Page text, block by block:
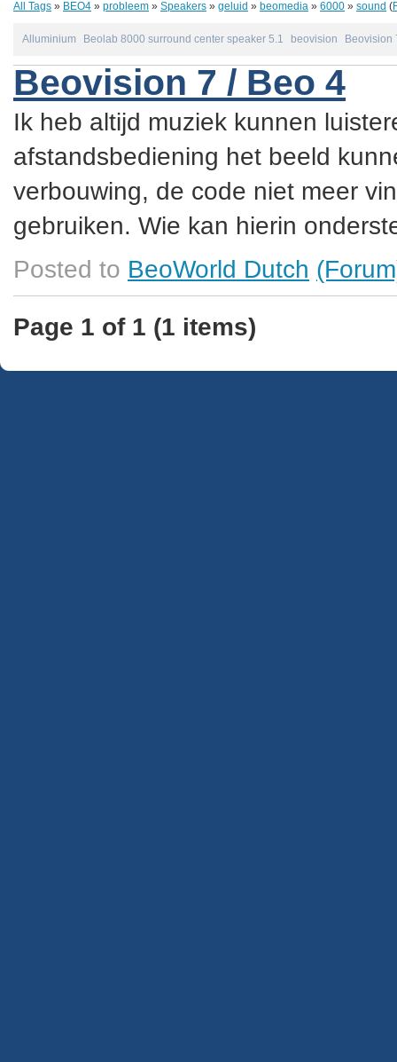
All Tags » BEO4 » probleem » Speakers » geluid » beomedia » 6000 » sound (
Alluminium Beolab 8000 surround center speaker 5.1 beovision Beovision
Beovision 7 / Beo 4
Ik heb altijd muziek kunnen
afstandsbediening het beeld
verbouwing, de code niet meer
gebruiken. Wie kan hierin
Posted to BeoWorld Dutch
Page 1 of 1 (1 items)